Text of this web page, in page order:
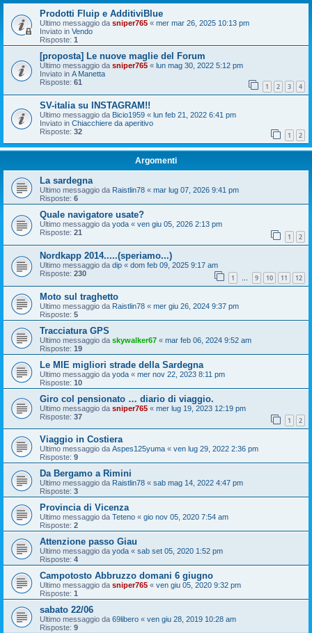
Prodotti Fluip e AdditiviBlue
Ultimo messaggio da sniper765 « mer mar 26, 2025 10:13 pm
Inviato in Vendo
Risposte: 1
[proposta] Le nuove maglie del Forum
Ultimo messaggio da sniper765 « lun mag 30, 2022 5:12 pm
Inviato in A Manetta
Risposte: 61 1 2 3 4
SV-italia su INSTAGRAM!!
Ultimo messaggio da Bicio1959 « lun feb 21, 2022 6:41 pm
Inviato in Chiacchiere da aperitivo
Risposte: 32 1 2
Argomenti
La sardegna
Ultimo messaggio da Raistlin78 « mar lug 07, 2026 9:41 pm
Risposte: 6
Quale navigatore usate?
Ultimo messaggio da yoda « ven giu 05, 2026 2:13 pm
Risposte: 21 1 2
Nordkapp 2014.....(speriamo...)
Ultimo messaggio da dip « dom feb 09, 2025 9:17 am
Risposte: 230 1 … 9 10 11 12
Moto sul traghetto
Ultimo messaggio da Raistlin78 « mer giu 26, 2024 9:37 pm
Risposte: 5
Tracciatura GPS
Ultimo messaggio da skywalker67 « mar feb 06, 2024 9:52 am
Risposte: 19
Le MIE migliori strade della Sardegna
Ultimo messaggio da yoda « mer nov 22, 2023 8:11 pm
Risposte: 10
Giro col pensionato … diario di viaggio.
Ultimo messaggio da sniper765 « mer lug 19, 2023 12:19 pm
Risposte: 37 1 2
Viaggio in Costiera
Ultimo messaggio da Aspes125yuma « ven lug 29, 2022 2:36 pm
Risposte: 9
Da Bergamo a Rimini
Ultimo messaggio da Raistlin78 « sab mag 14, 2022 4:47 pm
Risposte: 3
Provincia di Vicenza
Ultimo messaggio da Teteno « gio nov 05, 2020 7:54 am
Risposte: 2
Attenzione passo Giau
Ultimo messaggio da yoda « sab set 05, 2020 1:52 pm
Risposte: 4
Campotosto Abbruzzo domani 6 giugno
Ultimo messaggio da sniper765 « ven giu 05, 2020 9:32 pm
Risposte: 1
sabato 22/06
Ultimo messaggio da 69libero « ven giu 28, 2019 10:28 am
Risposte: 9